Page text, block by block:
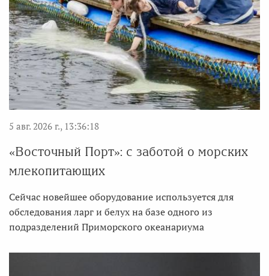
5 авг. 2026 г., 13:36:18
«Восточный Порт»: с заботой о морских
млекопитающих
Сейчас новейшее оборудование используется для
обследования ларг и белух на базе одного из
подразделений Приморского океанариума